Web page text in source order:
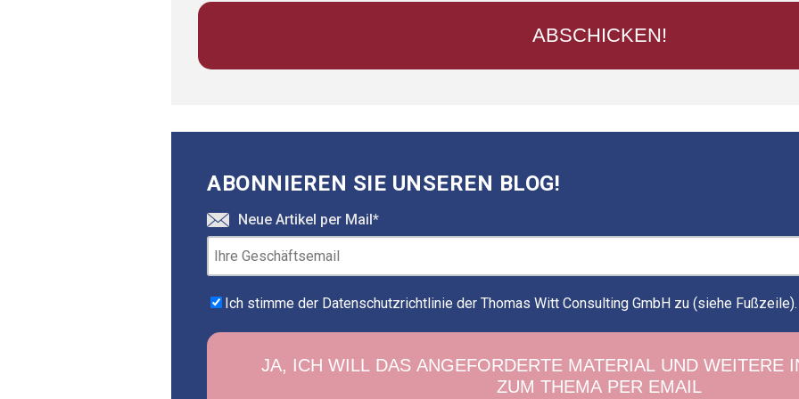
ABONNIEREN SIE UNSEREN BLOG!
Neue Artikel per Mail *
Ich stimme der Datenschutzrichtlinie der Thomas Witt Consulting GmbH zu (siehe